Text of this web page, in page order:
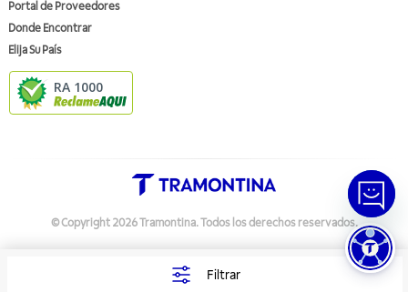
Filtrar
Portal de Proveedores
Donde Encontrar
Elija Su País
RA 1000
Política de Privacidad Preferências de Cookies
© Copyright 2026Tramontina.Todos los derechos reservados.